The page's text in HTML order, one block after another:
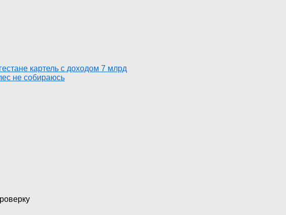
картель с доходом 7 млрд
не собираюсь